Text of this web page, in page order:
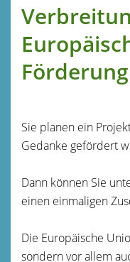
Sie planen ein
Gedanke gefördert
Dann können Sie
einen einmaligen
Die Europäische
sondern vor allem